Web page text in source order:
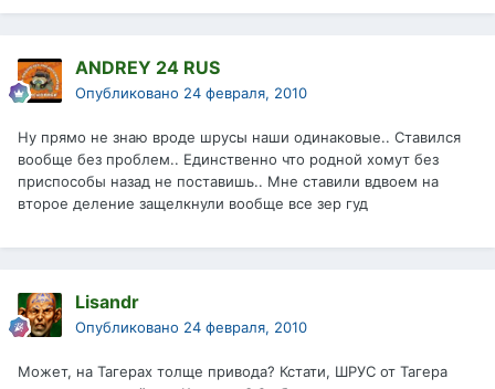
ANDREY 24 RUS
Опубликовано 24 февраля, 2010
Ну прямо не знаю вроде шрусы наши одинаковые.. Ставился
вообще без проблем.. Единственно что родной хомут без
приспособы назад не поставишь.. Мне ставили вдвоем на
второе деление защелкнули вообще все зер гуд
Lisandr
Опубликовано 24 февраля, 2010
Может, на Тагерах толще привода? Кстати, ШРУС от Тагера